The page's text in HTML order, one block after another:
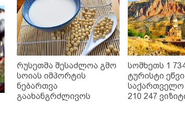
რუსეთმა შესაძლოა გმო
სოიას იმპორტის
ნებართვა
გაახანგრძლივოს
სომხეთს 1
ტურისტი
საქართველო
210 247